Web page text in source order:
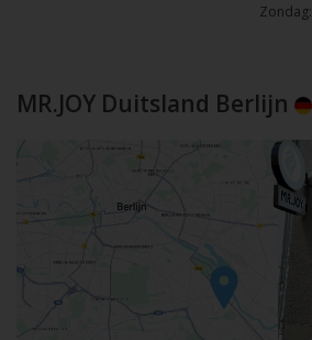
Zondag:
MR.JOY Duitsland Berlijn